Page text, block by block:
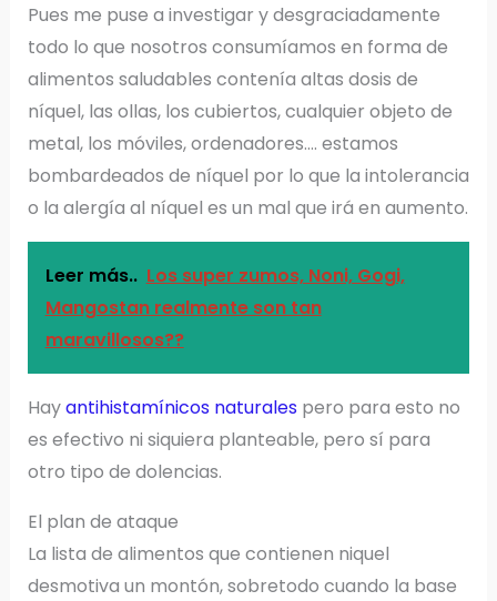
Pues me puse a investigar y desgraciadamente
todo lo que nosotros consumíamos en forma de
alimentos saludables contenía altas dosis de
níquel, las ollas, los cubiertos, cualquier objeto de
metal, los móviles, ordenadores…. estamos
bombardeados de níquel por lo que la intolerancia
o la alergía al níquel es un mal que irá en aumento.
Leer más.. Los super zumos, Noni, Gogi,
Mangostan realmente son tan
maravillosos??
Hayantihistamínicos naturalespero para esto no
es efectivo ni siquiera planteable, pero sí para
otro tipo de dolencias.
El plan de ataque
La lista de alimentos que contienen niquel
desmotiva un montón, sobretodo cuando la base